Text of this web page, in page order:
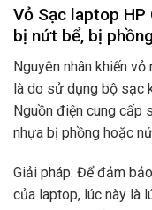
Vỏ Sạc laptop
bị nứt bể, bị
Nguyên nhân khiến
là do sử dụng bộ sạc
Nguồn điện cung cấp
nhựa bị phồng hoặc
Giải pháp: Để đảm
của laptop, lúc này là